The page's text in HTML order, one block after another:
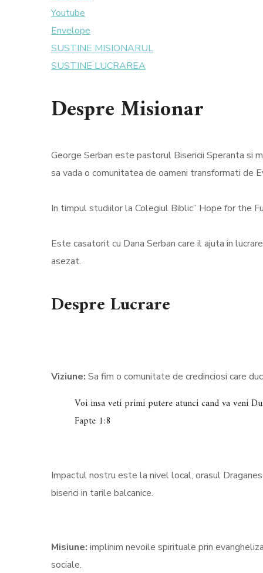
Youtube
Envelope
SUSTINE MISIONARUL
SUSTINE LUCRAREA
Despre Misionar
George Serban este pastorul Bisericii Speranta si
sa vada o comunitatea de oameni transformati de
In timpul studiilor la Colegiul Biblic” Hope for the
Este casatorit cu Dana Serban care il ajuta in
asezat.
Despre Lucrare
Viziune: Sa fim o comunitate de credinciosi care
Voi insa veti primi putere atunci cand va veni
Fapte 1:8
Impactul nostru este la nivel local, orasul
biserici in tarile balcanice.
Misiune: implinim nevoile spirituale prin
sociale.